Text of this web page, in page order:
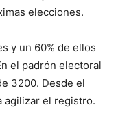
elecciones.
y un 60% de ellos
el padrón electoral
3200. Desde el
agilizar el registro.